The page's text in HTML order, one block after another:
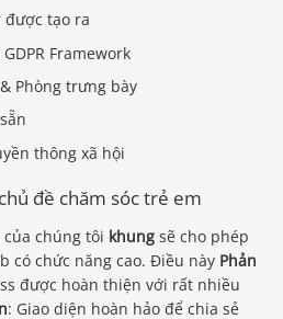
được tạo ra
Framework
Phòng trưng bày
thông xã hội
đề chăm sóc trẻ em
chúng tôi khung sẽ cho phép
có chức năng cao. Điều này Phản
được hoàn thiện với rất nhiều
: Giao diện hoàn hảo để chia sẻ